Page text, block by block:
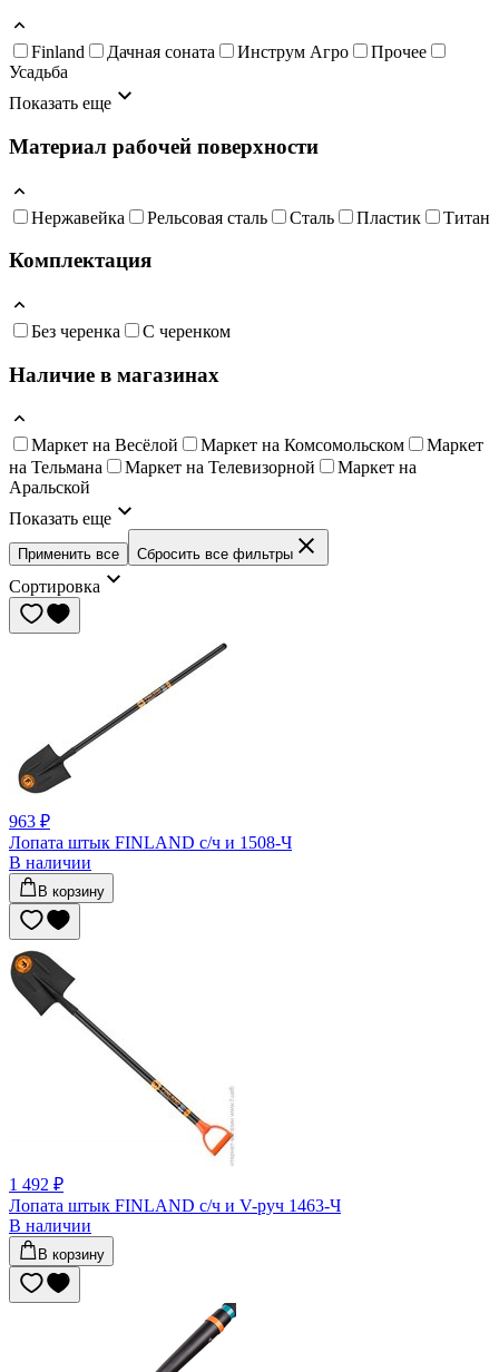
Finland Дачная соната Инструм Агро
Прочее
Усадьба
Показать еще
Материал рабочей поверхности
Нержавейка Рельсовая сталь Сталь Пластик Титан
Комплектация
Без черенка С черенком
Наличие в магазинах
Маркет на Весёлой Маркет на Комсомольском
Маркет
на Тельмана
Маркет на Телевизорной
Маркет на
Аральской
Показать еще
Применить все Сбросить все фильтры
Сортировка
963 ₽
Лопата штык FINLAND с/ч и 1508-Ч
В наличии
В корзину
1 492 ₽
Лопата штык FINLAND с/ч и V-руч 1463-Ч
В наличии
В корзину